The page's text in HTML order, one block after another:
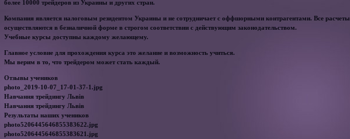
более 10000 трейдеров из Украины и других стран.
Компания является налоговым резидентом Украины и не сотрудничает с оффшорными контрагентами. Все расчеты
осуществляются в безналичной форме в строгом соответствии с действующим законодательством.
Учебные курсы доступны каждому желающему.
Главное условие для прохождения курса это желание и возможность учиться.
Мы верим в то, что трейдером может стать каждый.
Отзывы учеников
photo_2019-10-07_17-01-37-1.jpg
Навчання трейдингу Львів
Навчання трейдингу Львів
Результаты наших учеников
photo5206445646855383622.jpg
photo5206445646855383621.jpg